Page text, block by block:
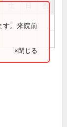
祝
す。来院前
×閉じる